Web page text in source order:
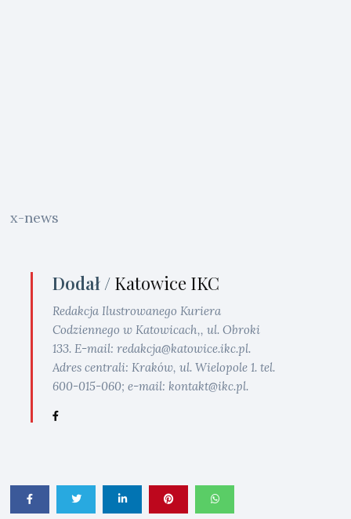
x-news
Dodał / Katowice IKC
Redakcja Ilustrowanego Kuriera
Codziennego w Katowicach,, ul. Obroki
133. E-mail: redakcja@katowice.ikc.pl.
Adres centrali: Kraków, ul. Wielopole 1. tel.
600-015-060; e-mail: kontakt@ikc.pl.